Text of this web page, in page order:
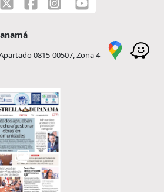
0815-00507, Zona 4